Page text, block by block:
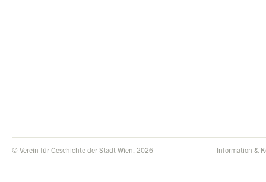
© Verein für Geschichte der Stadt Wien, 2026 Information &